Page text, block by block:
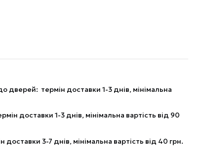
дверей: термін доставки 1-3 днів, мінімальна
доставки 1-3 днів, мінімальна вартість від 90
3-7 днів, мінімальна вартість від 40 грн.